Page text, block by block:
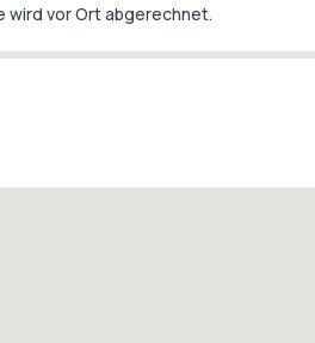
wird vor Ort abgerechnet.